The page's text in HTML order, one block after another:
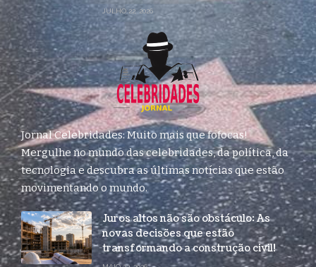
JULHO 22, 2026
Jornal Celebridades: Muito mais que fofocas!
Mergulhe no mundo das celebridades, da política, da
tecnologia e descubra as últimas notícias que estão
movimentando o mundo.
Juros altos não são obstáculo: As
novas decisões que estão
transformando a construção civil!